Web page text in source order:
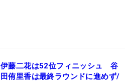
伊藤二花は52位フィニッシュ 谷
田侑里香は最終ラウンドに進めず/